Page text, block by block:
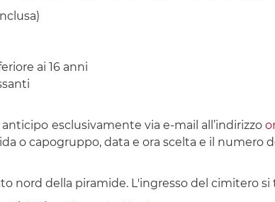
ai 16 anni
anticipo esclusivamente via e-mail all’indirizzo
o capogruppo, data e ora scelta e il numero
nord della piramide. L'ingresso del cimitero